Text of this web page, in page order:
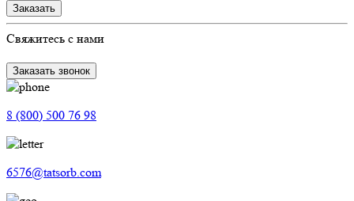
Заказать
Свяжитесь с нами
Заказать звонок
8 (800) 500 76 98
6576@tatsorb.com